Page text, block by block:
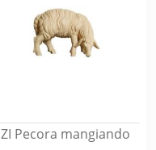
ZI Pecora mangiando